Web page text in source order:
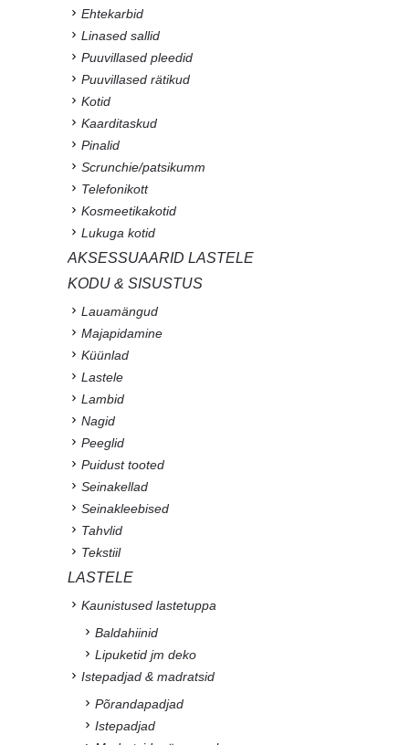
Ehtekarbid
Linased sallid
Puuvillased pleedid
Puuvillased rätikud
Kotid
Kaarditaskud
Pinalid
Scrunchie/patsikumm
Telefonikott
Kosmeetikakotid
Lukuga kotid
AKSESSUAARID LASTELE
KODU & SISUSTUS
Lauamängud
Majapidamine
Küünlad
Lastele
Lambid
Nagid
Peeglid
Puidust tooted
Seinakellad
Seinakleebised
Tahvlid
Tekstiil
LASTELE
Kaunistused lastetuppa
Baldahiinid
Lipuketid jm deko
Istepadjad & madratsid
Põrandapadjad
Istepadjad